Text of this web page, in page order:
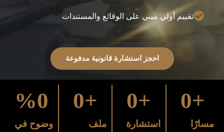
تقييم أولي مبني على الوقائع والمستندات
احجز استشارة قانونية مدفوعة
مسارًا
+
0
استشارة
+
0
ملف
+
0
وضوح في
0
%